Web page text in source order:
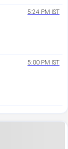
5:24 PM IST
5:00 PM IST